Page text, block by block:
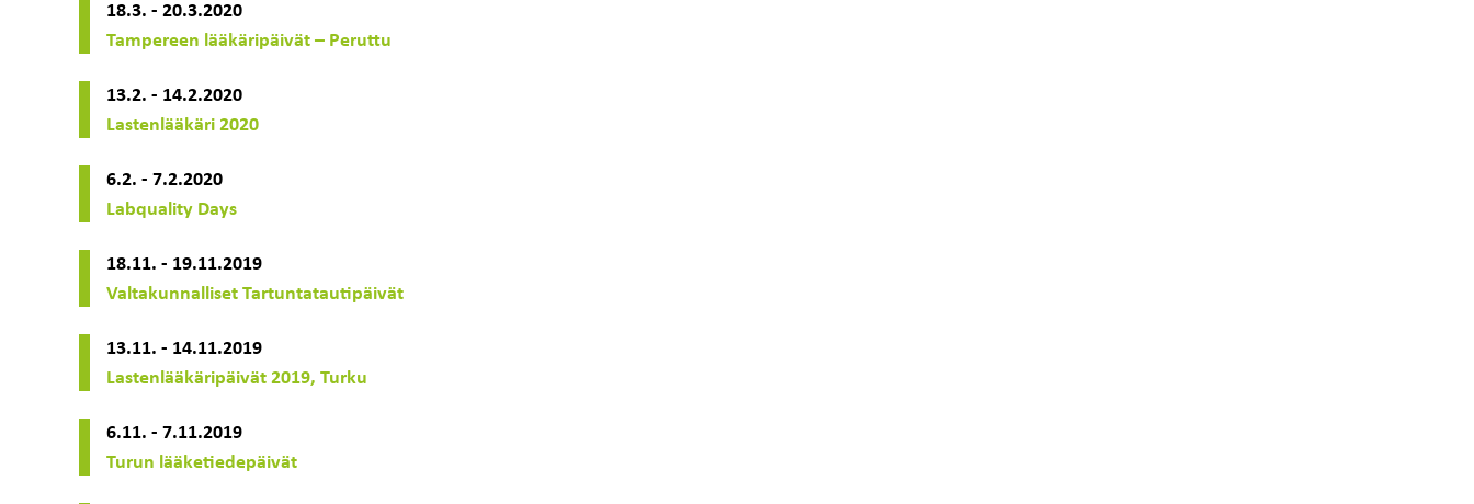
18.3. - 20.3.2020
Tampereen lääkäripäivät – Peruttu
13.2. - 14.2.2020
Lastenlääkäri 2020
6.2. - 7.2.2020
Labquality Days
18.11. - 19.11.2019
Valtakunnalliset Tartuntatautipäivät
13.11. - 14.11.2019
Lastenlääkäripäivät 2019, Turku
6.11. - 7.11.2019
Turun lääketiedepäivät